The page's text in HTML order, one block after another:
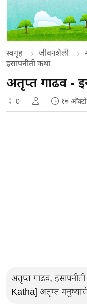
स्वगृह जीवनशैली
इसापनीती कथा
अतृप्त गाढव -
0 १७
अतृप्त गाढव,
Katha] अतृप्त मनुष्याचे